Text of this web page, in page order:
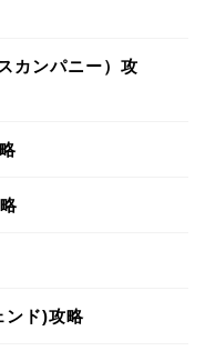
カンパニー）攻
ド)攻略